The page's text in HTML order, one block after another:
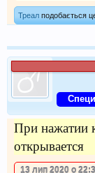
Треал подобається
При нажатии
открывается
13 лип 2020 о